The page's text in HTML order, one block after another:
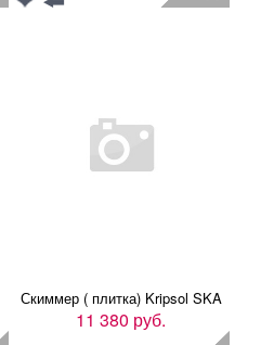
Скиммер ( плитка) Kripsol SKA
11 380 руб.